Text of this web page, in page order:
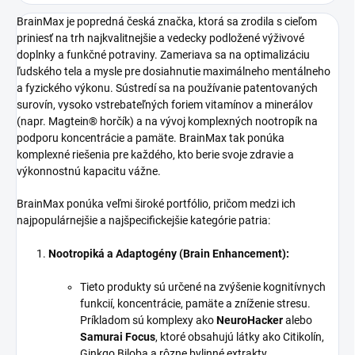
BrainMax je popredná česká značka, ktorá sa zrodila s cieľom
priniesť na trh najkvalitnejšie a vedecky podložené výživové
doplnky a funkčné potraviny. Zameriava sa na optimalizáciu
ľudského tela a mysle pre dosiahnutie maximálneho mentálneho
a fyzického výkonu. Sústredí sa na používanie patentovaných
surovín, vysoko vstrebateľných foriem vitamínov a minerálov
(napr. Magtein® horčík) a na vývoj komplexných nootropík na
podporu koncentrácie a pamäte. BrainMax tak ponúka
komplexné riešenia pre každého, kto berie svoje zdravie a
výkonnostnú kapacitu vážne.
BrainMax ponúka veľmi široké portfólio, pričom medzi ich
najpopulárnejšie a najšpecifickejšie kategórie patria:
Nootropiká a Adaptogény (Brain Enhancement):
Tieto produkty sú určené na zvýšenie kognitívnych
funkcií, koncentrácie, pamäte a zníženie stresu.
Príkladom sú komplexy akoNeuroHackeralebo
Samurai Focus, ktoré obsahujú látky ako Citikolín,